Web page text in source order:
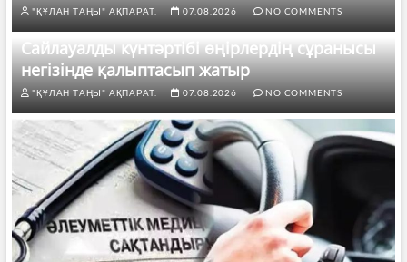
"ҚҰЛАН ТАҢЫ" АҚПАРАТ. 07.08.2026 NO COMMENTS
Сайлауалды күнтәртібі өңірлердің сұранысы
негізінде қалыптасып жатыр
"ҚҰЛАН ТАҢЫ" АҚПАРАТ. 07.08.2026 NO COMMENTS